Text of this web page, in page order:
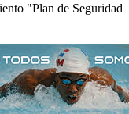
"Plan de Seguridad